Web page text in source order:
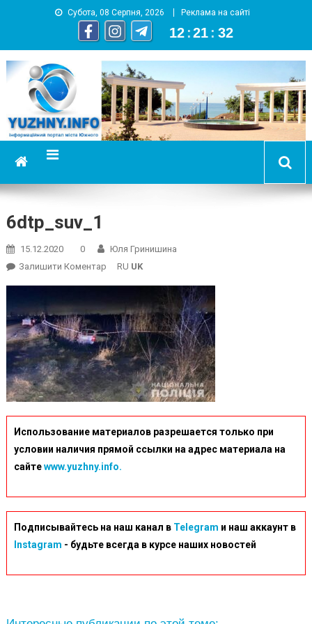
Субота, 08 Серпня, 2026 Реклама на сайті
12 :21 : 32
YUZHNY.INFO
информационный портал города Южный
6dtp_suv_1
15.12.2020 0
Юля Гринишина
Залишити КоментарOn RU UK
Использование материалов разрешается только при
условии наличия прямой ссылки на адрес материала на
сайтеwww.yuzhny.info.
Подписывайтесь на наш канал в Telegram и наш аккаунт в
Instagram - будьте всегда в курсе наших новостей